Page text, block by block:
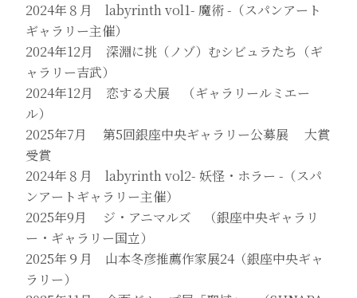
2024年８月 labyrinth vol1- 魔術 -（スパンアート
ギャラリー主催）
2024年12月 深淵に挑（ノゾ）むシビュラたち（ギ
ャラリー吉武）
2024年12月 恋する犬展 （ギャラリールミエー
ル）
2025年7月 第5回銀座中央ギャラリー公募展 大賞
受賞
2024年８月 labyrinth vol2- 妖怪・ホラー -（スパ
ンアートギャラリー主催）
2025年9月 ジ・アニマルズ （銀座中央ギャラリ
ー・ギャラリー国立）
2025年９月 山本冬彦推薦作家展24（銀座中央ギャ
ラリー）